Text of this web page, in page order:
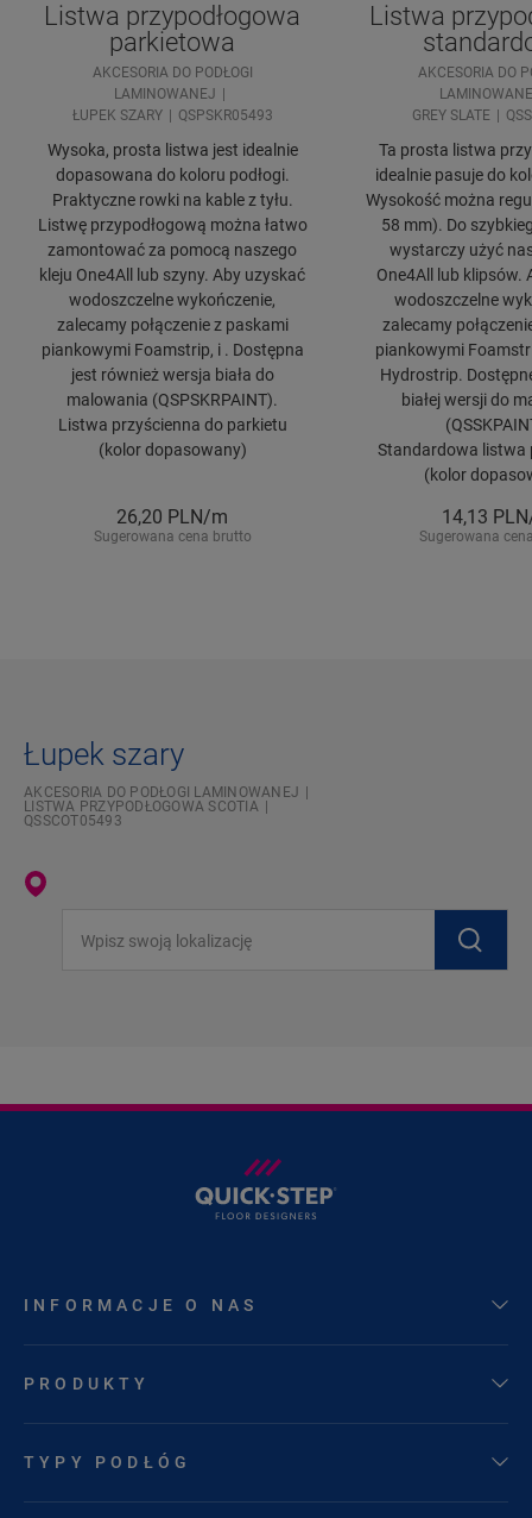
Listwa przypodłogowa
parkietowa
AKCESORIA DO PODŁOGI
LAMINOWANEJ
ŁUPEK SZARY
QSPSKR05493
Wysoka, prosta listwa jest idealnie
dopasowana do koloru podłogi.
Praktyczne rowki na kable z tyłu.
Listwę przypodłogową można łatwo
zamontować za pomocą naszego
kleju One4All lub szyny. Aby uzyskać
wodoszczelne wykończenie,
zalecamy połączenie z paskami
piankowymi Foamstrip, i . Dostępna
jest również wersja biała do
malowania (QSPSKRPAINT).
Listwa przyścienna do parkietu
(kolor dopasowany)
26,20 PLN/m
Sugerowana cena brutto
Listwa
AKCESORIA DO
GREY SLATE
Ta prosta listwa
idealnie pasuje do
Wysokość można
58 mm). Do
wystarczy użyć
One4All lub klipsów.
wodoszczelne
zalecamy
piankowymi
Hydrostrip.
białej wersji do
Standardowa listwa
(kolor
14,13
Sugerowana
Łupek szary
AKCESORIA DO PODŁOGI LAMINOWANEJ
LISTWA PRZYPODŁOGOWA SCOTIA
QSSCOT05493
INFORMACJE O NAS
PRODUKTY
TYPY PODŁÓG